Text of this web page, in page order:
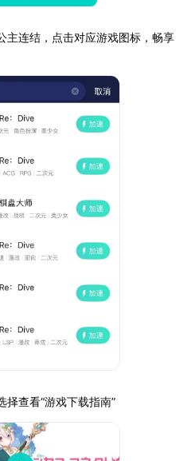
主连结，点击对应游戏图标，畅享
查看“游戏下载指南”